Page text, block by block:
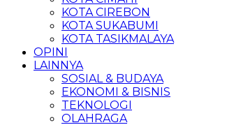
KOTA CIREBON
KOTA SUKABUMI
KOTA TASIKMALAYA
OPINI
LAINNYA
SOSIAL & BUDAYA
EKONOMI & BISNIS
TEKNOLOGI
OLAHRAGA